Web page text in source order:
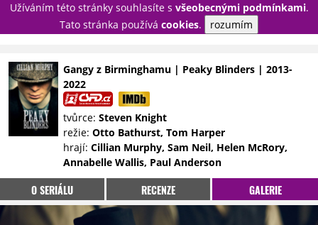
Užíváním této stránky souhlasíte s všeobecnými podmínkami.
Tato stránka používá cookies. rozumím
PŘIHLÁSIT
NOVINKY
TÉMATA
RECENZE
EPIZODY
KULT
TRAILERY
GALERIE
DISKUZE
STATISTIKY
Gangy z Birminghamu | Peaky Blinders | 2013-
2022
tvůrce: Steven Knight
režie: Otto Bathurst, Tom Harper
hrají: Cillian Murphy, Sam Neil, Helen McRory,
Annabelle Wallis, Paul Anderson
O SERIÁLU RECENZE GALERIE